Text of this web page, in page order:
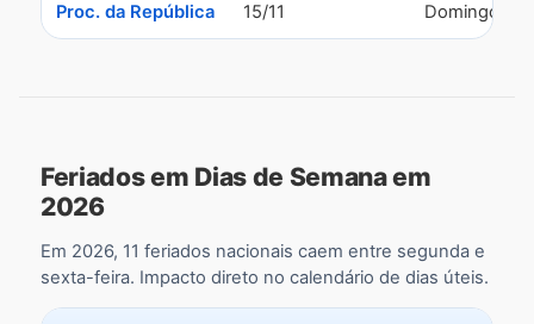
Proc. da República 15/11 Domingo
Feriados em Dias de Semana em
2026
Em 2026, 11 feriados nacionais caem entre segunda e
sexta-feira. Impacto direto no calendário de dias úteis.